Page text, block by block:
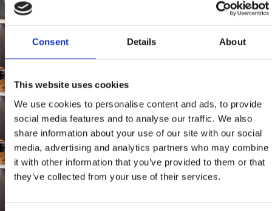
Consent Details About
This website uses cookies
We use cookies to personalise content and ads, to provide
social media features and to analyse our traffic. We also
share information about your use of our site with our social
media, advertising and analytics partners who may combine
it with other information that you’ve provided to them or that
they’ve collected from your use of their services.
BUFFET "TEA"
Mjesto:
RISTORANTE "RIVA"
Mjesto:Mjesto: Selce
Udaljenost od mora:0 m
BISTRO "GRILL